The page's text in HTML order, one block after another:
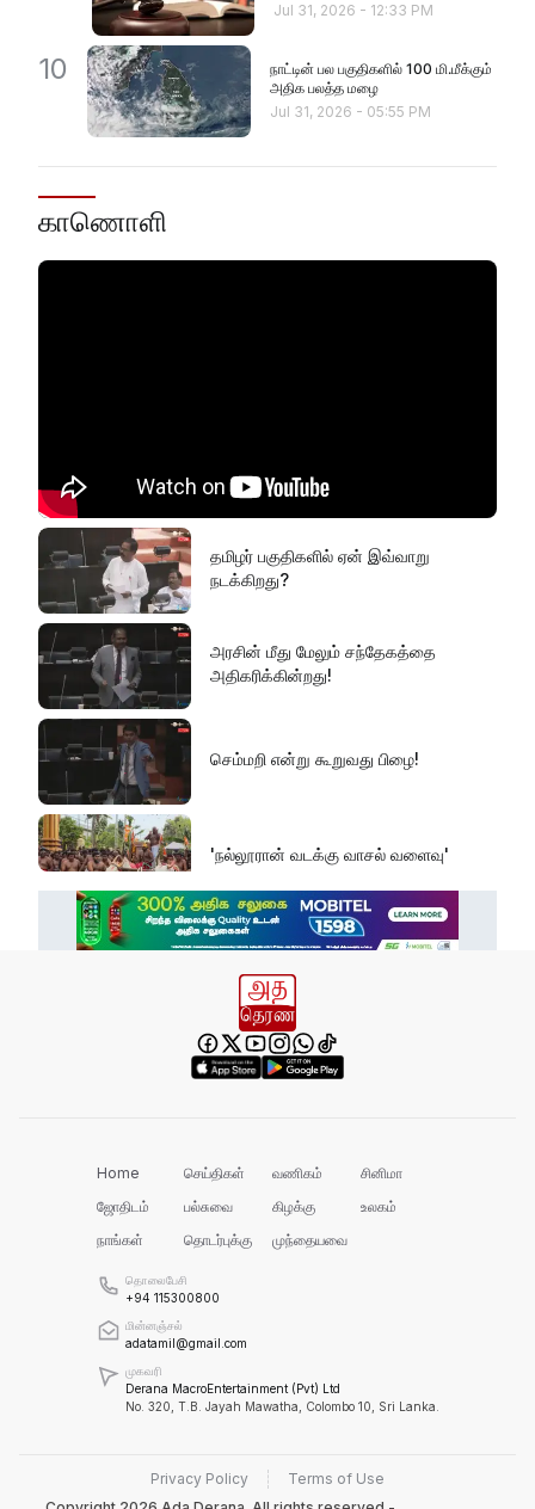
Jul 31, 2026 - 12:33 PM
10
நாட்டின் பல பகுதிகளில் 100 மி.மீக்கும்
அதிக பலத்த மழை
Jul 31, 2026 - 05:55 PM
காணொளி
தமிழர் பகுதிகளில் ஏன் இவ்வாறு
நடக்கிறது?
அரசின் மீது மேலும் சந்தேகத்தை
அதிகரிக்கின்றது!
செம்மறி என்று கூறுவது பிழை!
'நல்லூரான் வடக்கு வாசல் வளைவு'
எல் நினோவை எதிர்கொள்ளத் தயாராக
வனஜீவராசிகள் அதிகாரிகளால் மீட்பு!
வேண்டும்!
ரவிகரன் கோரிக்கை!
போக்குவரத்து!
Home செய்திகள் வணிகம்
சினிமா
ஜோதிடம்
பல்சுவை கிழக்கு
உலகம்
நாங்கள்
தொடர்புக்கு முந்தையவை
தொலைபேசி
+94 115300800
மின்னஞ்சல்
adatamil@gmail.com
முகவரி
Derana MacroEntertainment (Pvt) Ltd
No. 320, T.B. Jayah Mawatha, Colombo 10, Sri Lanka.
Privacy Policy
Terms of Use